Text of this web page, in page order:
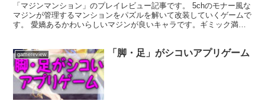
「マジンマンション」のプレイレビュー記事です。 5chのモナー風な
マジンが管理するマンションをパズルを解いて改装していくゲームで
す。 愛嬌あるかわいらしいマジンが良いキャラです。ギミック満載
gamereview 「脚・足」がシコいアプリゲーム